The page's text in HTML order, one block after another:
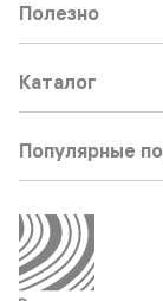
Полезно
Каталог
Популярные